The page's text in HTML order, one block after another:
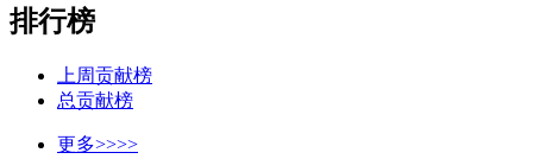
排行榜
上周贡献榜
总贡献榜
更多>>>>